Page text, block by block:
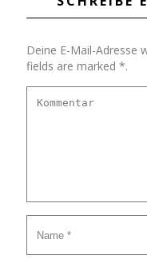
Deine E-Mail-Adresse
fields are marked *.